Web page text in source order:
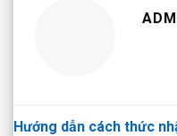
Hướng dẫn cách thức